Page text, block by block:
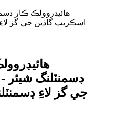
ڊسمنٽلنگ شيئر
جي گز لاءِ